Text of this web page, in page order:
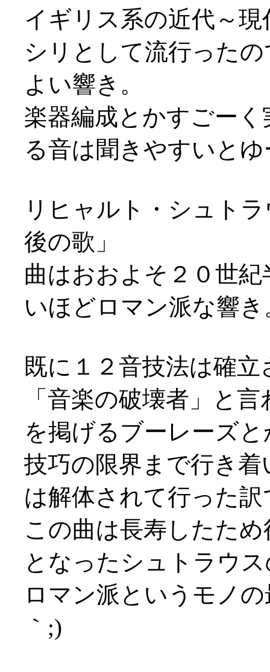
イギリス系の近代～
シリとして流行った
よい響き。
楽器編成とかすごー
る音は聞きやすいとゆ
リヒャルト・シュト
後の歌」
曲はおおよそ２０世
いほどロマン派な響き
既に１２音技法は確
「音楽の破壊者」と
を掲げるブーレーズ
技巧の限界まで行き
は解体されて行った
この曲は長寿したた
となったシュトラウ
ロマン派というモノ
｀;)